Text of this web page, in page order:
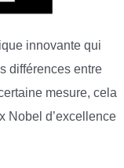
innovante qui
différences entre
mesure, cela
Nobel d’excellence